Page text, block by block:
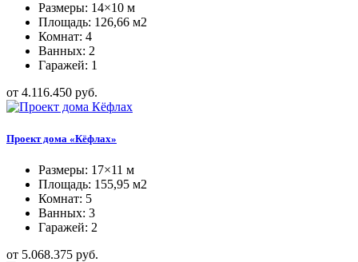
Размеры: 14×10 м
Площадь: 126,66 м2
Комнат: 4
Ванных: 2
Гаражей: 1
от 4.116.450 руб.
Проект дома «Кёфлах»
Размеры: 17×11 м
Площадь: 155,95 м2
Комнат: 5
Ванных: 3
Гаражей: 2
от 5.068.375 руб.